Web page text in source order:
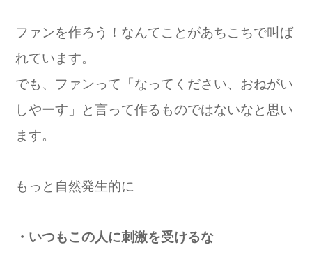
ファンを作ろう！なんてことがあちこちで叫ば
れています。
でも、ファンって「なってください、おねがい
しやーす」と言って作るものではないなと思い
ます。
もっと自然発生的に
・いつもこの人に刺激を受けるな